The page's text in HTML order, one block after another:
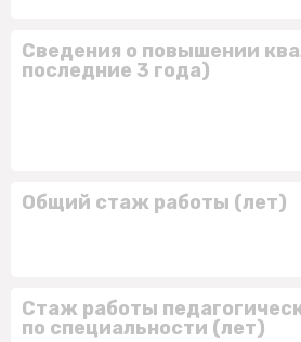
Сведения о повышении
последние 3 года)
Общий стаж работы (лет)
Стаж работы
по специальности (лет)